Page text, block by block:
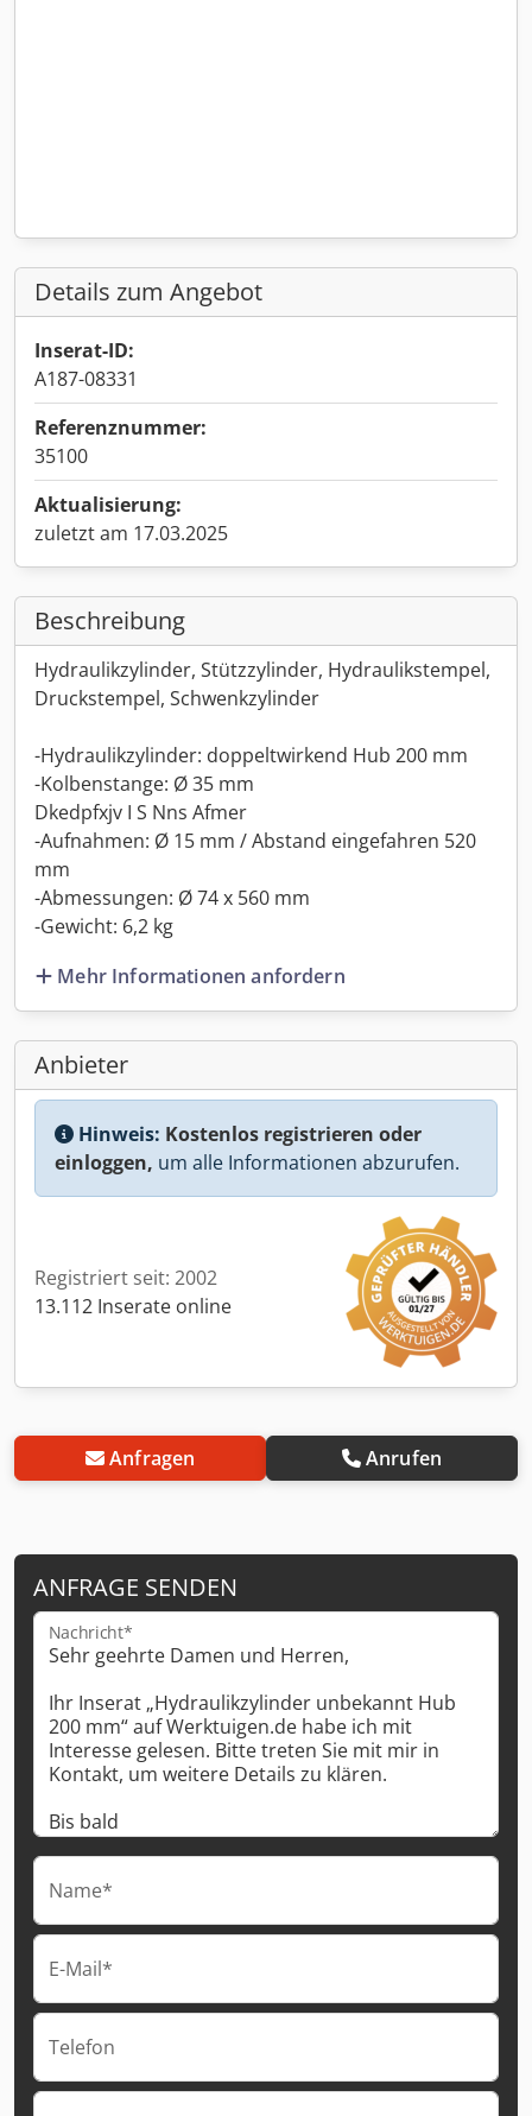
Details zum Angebot
Inserat-ID:
A187-08331
Referenznummer:
35100
Aktualisierung:
zuletzt am 17.03.2025
Beschreibung
Hydraulikzylinder, Stützzylinder, Hydraulikstempel,
Druckstempel, Schwenkzylinder
-Hydraulikzylinder: doppeltwirkend Hub 200 mm
-Kolbenstange: Ø 35 mm
Dkedpfxjv I S Nns Afmer
-Aufnahmen: Ø 15 mm / Abstand eingefahren 520
mm
-Abmessungen: Ø 74 x 560 mm
-Gewicht: 6,2 kg
Mehr Informationen anfordern
Anbieter
Hinweis: Kostenlos registrieren oder
einloggen, um alle Informationen abzurufen.
Registriert seit: 2002
13.112 Inserate online
Anfragen Anrufen
ANFRAGE SENDEN
Nachricht*
Name*
E-Mail*
Telefon